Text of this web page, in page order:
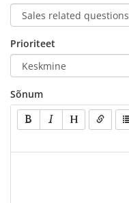
Prioriteet
Sõnum